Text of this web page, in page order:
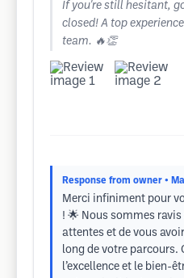
If you're still hesitant,
closed! A top
team. 🔥👏
Response from owner •
Merci infiniment pour
! 🌟 Nous sommes ravis
attentes et de vous
long de votre parcours.
l’excellence et le bien-